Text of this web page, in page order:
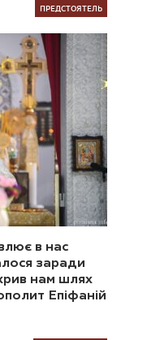
ПРЕДСТОЯТЕЛЬ
в нас
заради
нам шлях
Епіфаній